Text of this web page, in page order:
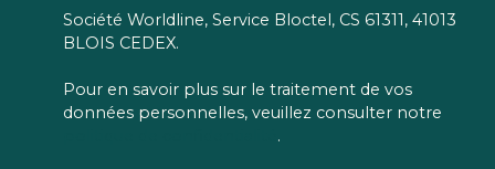
Société Worldline, Service Bloctel, CS 61311, 41013
BLOIS CEDEX.
Pour en savoir plus sur le traitement de vos
données personnelles, veuillez consulter notre
.